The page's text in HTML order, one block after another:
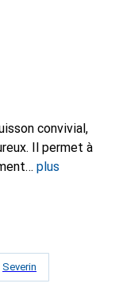
convivial,
Il permet à
plus
Severin